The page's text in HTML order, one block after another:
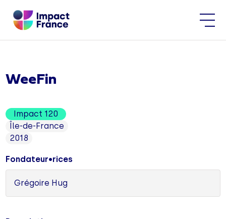
WeeFin
Impact 120
Île-de-France
2018
Fondateur•rices
Grégoire Hug